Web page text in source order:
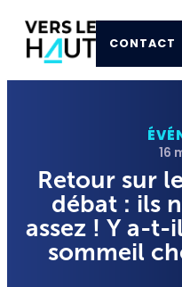
CONTACT
16
Retour sur
débat : ils
assez ! Y a-
sommeil